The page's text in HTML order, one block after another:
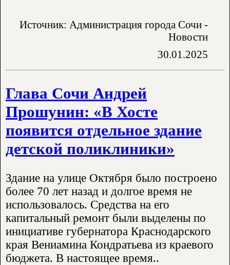
Источник: Администрация города Сочи -
Новости
30.01.2025
Глава Сочи Андрей
Прошунин: «В Хосте
появится отдельное здание
детской поликлиники»
Здание на улице Октября было построено
более 70 лет назад и долгое время не
использовалось. Средства на его
капитальный ремонт были выделены по
инициативе губернатора Краснодарского
края Вениамина Кондратьева из краевого
бюджета. В настоящее время..